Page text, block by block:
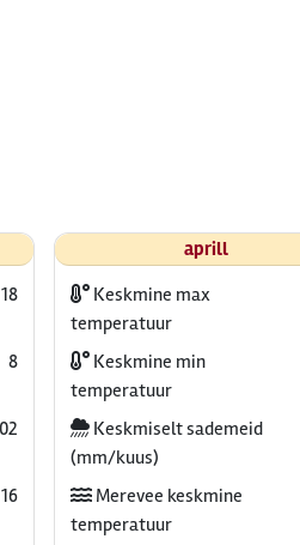
18
8
16
aprill
Keskmine max
temperatuur
Keskmine min
temperatuur
Keskmiselt sademeid
(mm/kuus)
Merevee keskmine
temperatuur